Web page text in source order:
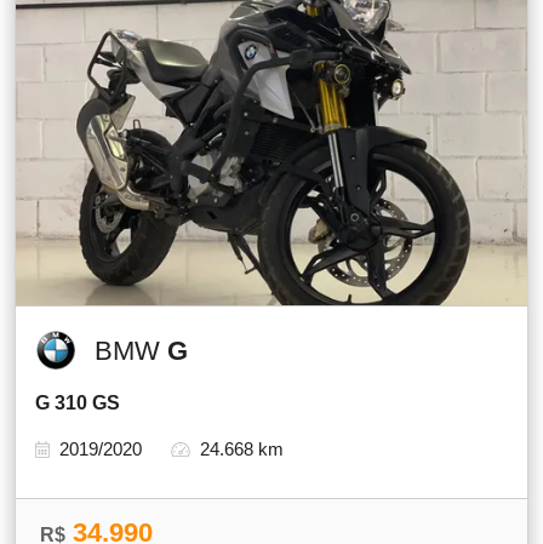
BMW G
G 310 GS
2019/2020 24.668 km
R$ 34.990